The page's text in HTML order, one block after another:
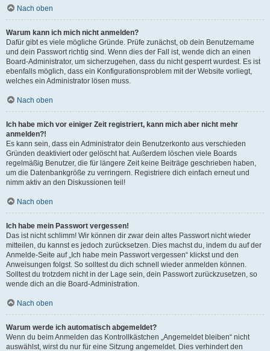
Nach oben
Warum kann ich mich nicht anmelden?
Dafür gibt es viele mögliche Gründe. Prüfe zunächst, ob dein Benutzername
und dein Passwort richtig sind. Wenn dies der Fall ist, wende dich an einen
Board-Administrator, um sicherzugehen, dass du nicht gesperrt wurdest. Es ist
ebenfalls möglich, dass ein Konfigurationsproblem mit der Website vorliegt,
welches ein Administrator lösen muss.
Nach oben
Ich habe mich vor einiger Zeit registriert, kann mich aber nicht mehr
anmelden?!
Es kann sein, dass ein Administrator dein Benutzerkonto aus verschieden
Gründen deaktiviert oder gelöscht hat. Außerdem löschen viele Boards
regelmäßig Benutzer, die für längere Zeit keine Beiträge geschrieben haben,
um die Datenbankgröße zu verringern. Registriere dich einfach erneut und
nimm aktiv an den Diskussionen teil!
Nach oben
Ich habe mein Passwort vergessen!
Das ist nicht schlimm! Wir können dir zwar dein altes Passwort nicht wieder
mitteilen, du kannst es jedoch zurücksetzen. Dies machst du, indem du auf der
Anmelde-Seite auf „Ich habe mein Passwort vergessen“ klickst und den
Anweisungen folgst. So solltest du dich schnell wieder anmelden können.
Solltest du trotzdem nicht in der Lage sein, dein Passwort zurückzusetzen, so
wende dich an die Board-Administration.
Nach oben
Warum werde ich automatisch abgemeldet?
Wenn du beim Anmelden das Kontrollkästchen „Angemeldet bleiben“ nicht
auswählst, wirst du nur für eine Sitzung angemeldet. Dies verhindert den